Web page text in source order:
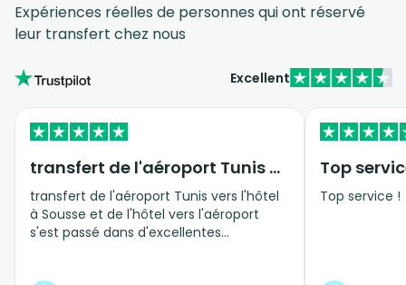
Expériences réelles de personnes qui ont réservé
leur transfert chez nous
Excellent
transfert de l'aéroport Tunis vers…
transfert de l'aéroport Tunis vers l'hôtel
à Sousse et de l'hôtel vers l'aéroport
s'est passé dans d'excellentes
Top
Top service !